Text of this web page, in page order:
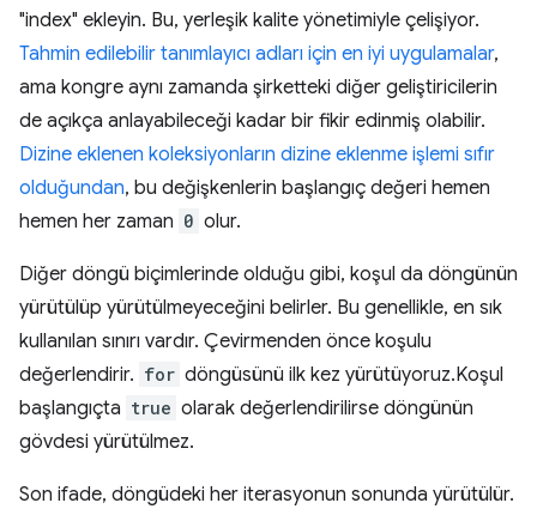
"index" ekleyin. Bu, yerleşik kalite yönetimiyle çelişiyor.
Tahmin edilebilir tanımlayıcı adları için en iyi uygulamalar,
ama kongre aynı zamanda şirketteki diğer geliştiricilerin
de açıkça anlayabileceği kadar bir fikir edinmiş olabilir.
Dizine eklenen koleksiyonların dizine eklenme işlemi sıfır
olduğundan, bu değişkenlerin başlangıç değeri hemen
hemen her zaman 0 olur.
Diğer döngü biçimlerinde olduğu gibi, koşul da döngünün
yürütülüp yürütülmeyeceğini belirler. Bu genellikle, en sık
kullanılan sınırı vardır. Çevirmenden önce koşulu
değerlendirir. for döngüsünü ilk kez yürütüyoruz.Koşul
başlangıçta true olarak değerlendirilirse döngünün
gövdesi yürütülmez.
Son ifade, döngüdeki her iterasyonun sonunda yürütülür.